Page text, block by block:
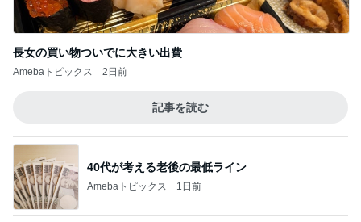
記事を読む
Amebaトピックス 1日前
大人っぽく決まる黒×黒のコーデ
Amebaトピックス 1日前